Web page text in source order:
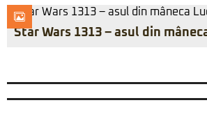
Star Wars 1313 – asul din